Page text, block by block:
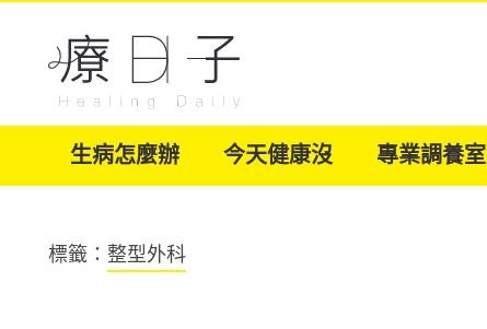
生病怎麼辦 今天健康沒 專業調養室
標籤： 整型外科